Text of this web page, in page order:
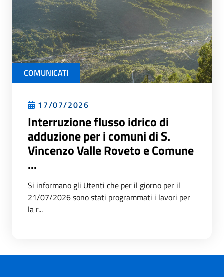
COMUNICATI
17/07/2026
Interruzione flusso idrico di
adduzione per i comuni di S.
Vincenzo Valle Roveto e Comune
...
Si informano gli Utenti che per il giorno per il
21/07/2026 sono stati programmati i lavori per
la r...